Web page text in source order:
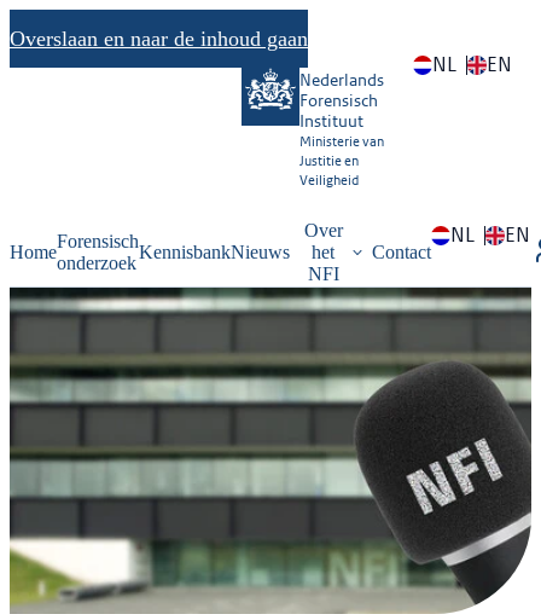
Overslaan en naar de inhoud gaan
NL EN
Nederlands
Forensisch
Instituut
Ministerie van
Justitie en
Veiligheid
Home
Forensisch
onderzoek
KennisbankNieuws
Over
het
NFI
Contact
NL EN